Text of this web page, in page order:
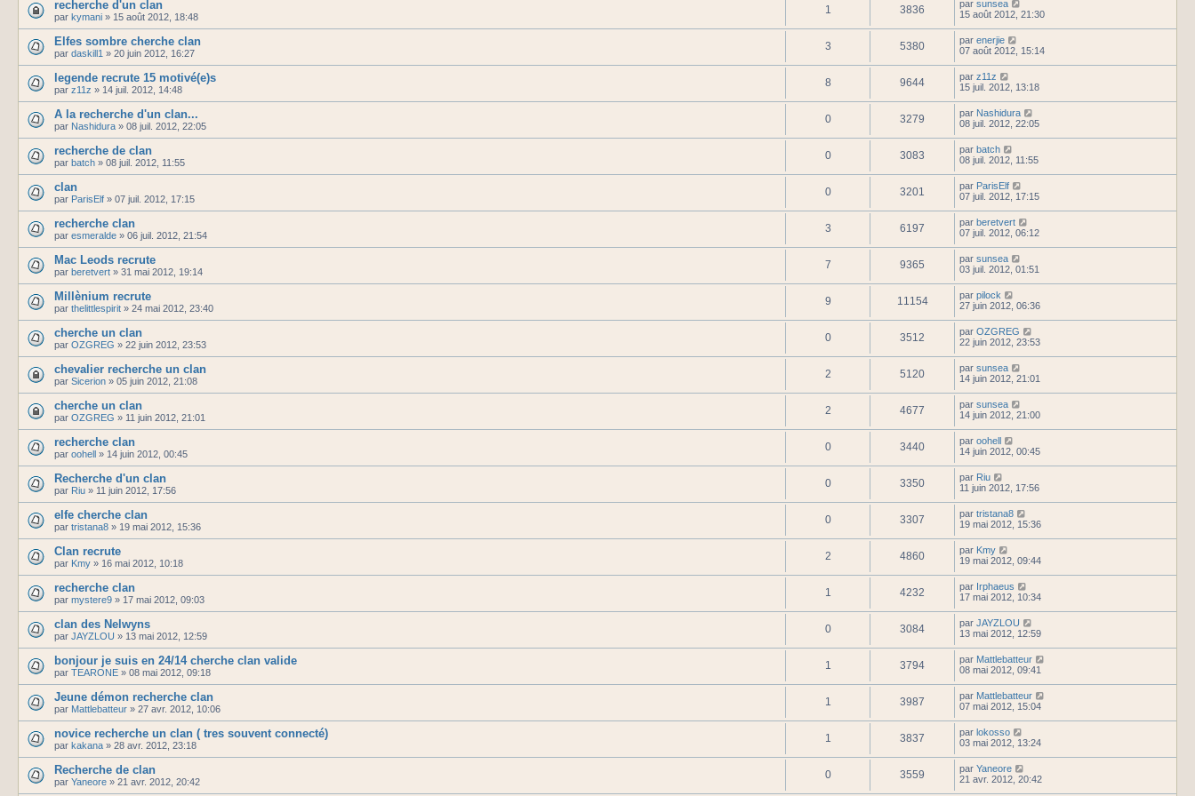
recherche d'un clan
par kymani » 15 août 2012, 18:48
1 3836 par sunsea
15 août 2012, 21:30
Elfes sombre cherche clan
par daskill1 » 20 juin 2012, 16:27
3 5380 par enerjie
07 août 2012, 15:14
legende recrute 15 motivé(e)s
par z11z » 14 juil. 2012, 14:48
8 9644 par z11z
15 juil. 2012, 13:18
A la recherche d'un clan...
par Nashidura » 08 juil. 2012, 22:05
0 3279 par Nashidura
08 juil. 2012, 22:05
recherche de clan
par batch » 08 juil. 2012, 11:55
0 3083 par batch
08 juil. 2012, 11:55
clan
par ParisElf » 07 juil. 2012, 17:15
0 3201 par ParisElf
07 juil. 2012, 17:15
recherche clan
par esmeralde » 06 juil. 2012, 21:54
3 6197 par beretvert
07 juil. 2012, 06:12
Mac Leods recrute
par beretvert » 31 mai 2012, 19:14
7 9365 par sunsea
03 juil. 2012, 01:51
Millènium recrute
par thelittlespirit » 24 mai 2012, 23:40
9 11154 par pilock
27 juin 2012, 06:36
cherche un clan
par OZGREG » 22 juin 2012, 23:53
0 3512 par OZGREG
22 juin 2012, 23:53
chevalier recherche un clan
par Sicerion » 05 juin 2012, 21:08
2 5120 par sunsea
14 juin 2012, 21:01
cherche un clan
par OZGREG » 11 juin 2012, 21:01
2 4677 par sunsea
14 juin 2012, 21:00
recherche clan
par oohell » 14 juin 2012, 00:45
0 3440 par oohell
14 juin 2012, 00:45
Recherche d'un clan
par Riu » 11 juin 2012, 17:56
0 3350 par Riu
11 juin 2012, 17:56
elfe cherche clan
par tristana8 » 19 mai 2012, 15:36
0 3307 par tristana8
19 mai 2012, 15:36
Clan recrute
par Kmy » 16 mai 2012, 10:18
2 4860 par Kmy
19 mai 2012, 09:44
recherche clan
par mystere9 » 17 mai 2012, 09:03
1 4232 par Irphaeus
17 mai 2012, 10:34
clan des Nelwyns
par JAYZLOU » 13 mai 2012, 12:59
0 3084 par JAYZLOU
13 mai 2012, 12:59
bonjour je suis en 24/14 cherche clan valide
par TEARONE » 08 mai 2012, 09:18
1 3794 par Mattlebatteur
08 mai 2012, 09:41
Jeune démon recherche clan
par Mattlebatteur » 27 avr. 2012, 10:06
1 3987 par Mattlebatteur
07 mai 2012, 15:04
novice recherche un clan ( tres souvent connecté)
par kakana » 28 avr. 2012, 23:18
1 3837 par lokosso
03 mai 2012, 13:24
Recherche de clan
par Yaneore » 21 avr. 2012, 20:42
0 3559 par Yaneore
21 avr. 2012, 20:42